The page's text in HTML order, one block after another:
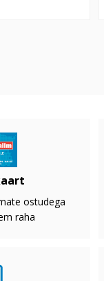
ostudega
raha